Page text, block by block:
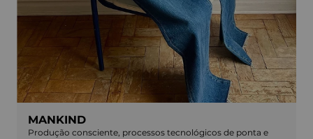
MANKIND
Produção consciente, processos tecnológicos de ponta e